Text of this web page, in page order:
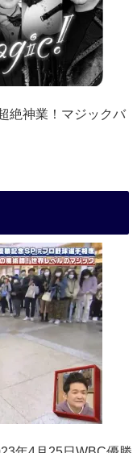
絶神業！マジックバ